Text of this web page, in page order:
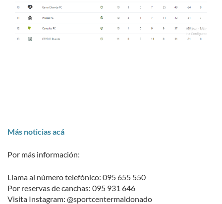
Más noticias acá
Por más información:
Llama al número telefónico: 095 655 550
Por reservas de canchas: 095 931 646
Visita Instagram: @sportcentermaldonado